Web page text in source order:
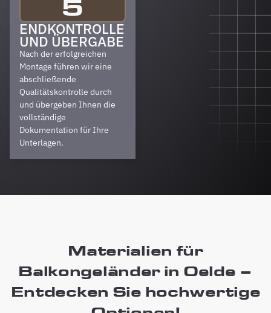
5
ENDKONTROLLE
UND ÜBERGABE
Nach der erfolgreichen
Montage führen wir eine
abschließende
Qualitätskontrolle durch
und übergeben Ihnen die
vollständige
Dokumentation für Ihre
Unterlagen.
Materialien für
Balkongeländer in Oelde –
Entdecken Sie hochwertige